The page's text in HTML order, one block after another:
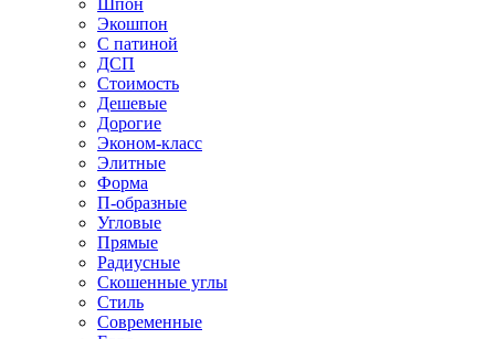
Шпон
Экошпон
С патиной
ДСП
Стоимость
Дешевые
Дорогие
Эконом-класс
Элитные
Форма
П-образные
Угловые
Прямые
Радиусные
Скошенные углы
Стиль
Современные